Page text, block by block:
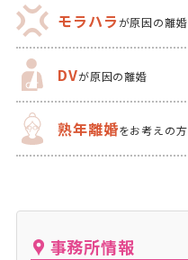
モラハラが原因の離婚
DVが原因の離婚
熟年離婚をお考えの方
事務所情報